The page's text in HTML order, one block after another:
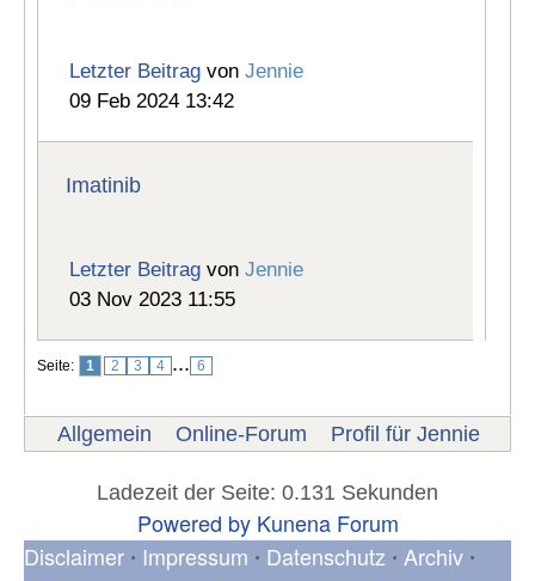
Letzter Beitrag vonJennie
09 Feb 2024 13:42
Imatinib
Letzter Beitrag vonJennie
03 Nov 2023 11:55
Seite: 1 2 3 4 ... 6
Allgemein Online-Forum Profil für Jennie
Ladezeit der Seite: 0.131 Sekunden
Powered by Kunena Forum
Disclaimer • Impressum • Datenschutz • Archiv •